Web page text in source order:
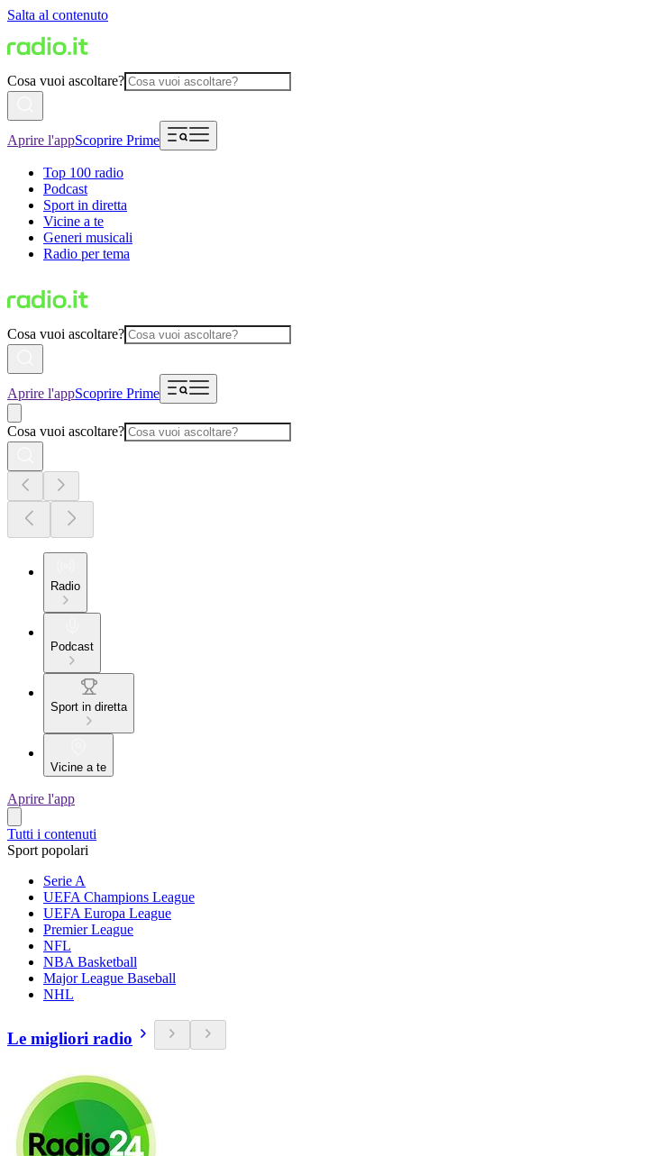
Salta al contenuto
Cosa vuoi ascoltare?
Aprire l'appScoprire Prime
Top 100 radio
Podcast
Sport in diretta
Vicine a te
Generi musicali
Radio per tema
Cosa vuoi ascoltare?
Aprire l'appScoprire Prime
Cosa vuoi ascoltare?
Radio
Podcast
Sport in diretta
Vicine a te
Aprire l'app
Tutti i contenuti
Sport popolari
Serie A
UEFA Champions League
UEFA Europa League
Premier League
NFL
NBA Basketball
Major League Baseball
NHL
Le migliori radio